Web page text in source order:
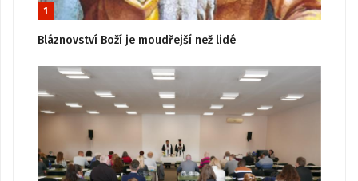
1
Bláznovství Boží je moudřejší než lidé